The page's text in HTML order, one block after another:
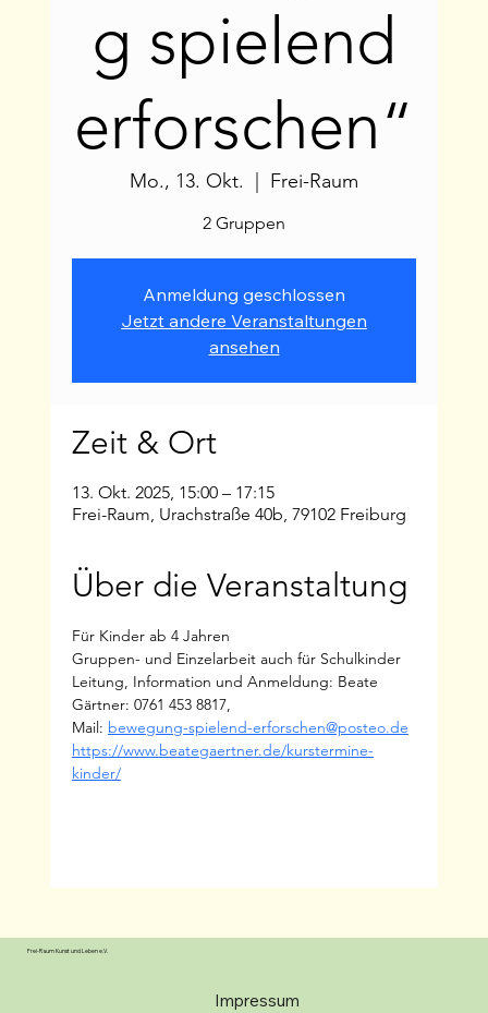
g spielend
erforschen“
Mo., 13. Okt. Frei-Raum
2 Gruppen
Anmeldung geschlossen
Jetzt andere Veranstaltungen
ansehen
Zeit & Ort
13. Okt. 2025, 15:00 – 17:15
Frei-Raum, Urachstraße 40b, 79102 Freiburg
Über die Veranstaltung
Für Kinder ab 4 Jahren
Gruppen- und Einzelarbeit auch für Schulkinder
Leitung, Information und Anmeldung: Beate
Gärtner: 0761 453 8817,
Mail: bewegung-spielend-erforschen@posteo.de
https://www.beategaertner.de/kurstermine-
kinder/
Impressum
Frei-Raum Kunst und Leben e.V.